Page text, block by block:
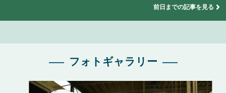
前日までの記事を見る
フォトギャラリー